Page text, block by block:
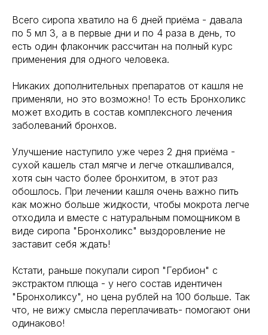
Всего сиропа хватило на 6 дней приёма - давала
по 5 мл 3, а в первые дни и по 4 раза в день, то
есть один флакончик рассчитан на полный курс
применения для одного человека.
Никаких дополнительных препаратов от кашля не
применяли, но это возможно! То есть Бронхоликс
может входить в состав комплексного лечения
заболеваний бронхов.
Улучшение наступило уже через 2 дня приёма -
сухой кашель стал мягче и легче откашливался,
хотя сын часто более бронхитом, в этот раз
обошлось. При лечении кашля очень важно пить
как можно больше жидкости, чтобы мокрота легче
отходила и вместе с натуральным помощником в
виде сиропа "Бронхоликс" выздоровление не
заставит себя ждать!
Кстати, раньше покупали сироп "Гербион" с
экстрактом плюща - у него состав идентичен
"Бронхоликсу", но цена рублей на 100 больше. Так
что, не вижу смысла переплачивать- помогают они
одинаково!